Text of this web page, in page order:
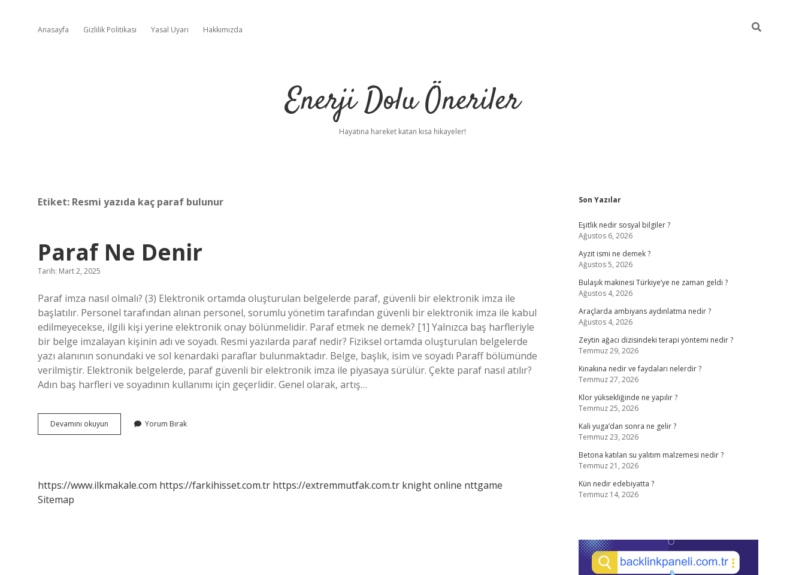
Anasayfa Gizlilik Politikası Yasal Uyarı Hakkımızda
Enerji Dolu Öneriler
Hayatına hareket katan kısa hikayeler!
Etiket: Resmi yazıda kaç paraf bulunur
Paraf Ne Denir
Tarih: Mart 2, 2025
Paraf imza nasıl olmalı? (3) Elektronik ortamda oluşturulan belgelerde paraf, güvenli bir elektronik imza ile
başlatılır. Personel tarafından alınan personel, sorumlu yönetim tarafından güvenli bir elektronik imza ile kabul
edilmeyecekse, ilgili kişi yerine elektronik onay bölünmelidir. Paraf etmek ne demek? [1] Yalnızca baş harfleriyle
bir belge imzalayan kişinin adı ve soyadı. Resmi yazılarda paraf nedir? Fiziksel ortamda oluşturulan belgelerde
yazı alanının sonundaki ve sol kenardaki paraflar bulunmaktadır. Belge, başlık, isim ve soyadı Paraff bölümünde
verilmiştir. Elektronik belgelerde, paraf güvenli bir elektronik imza ile piyasaya sürülür. Çekte paraf nasıl atılır?
Adın baş harfleri ve soyadının kullanımı için geçerlidir. Genel olarak, artış…
Devamını okuyun
Ne
Yorum Bırak
https://www.ilkmakale.com https://farkihisset.com.tr https://extremmutfak.com.tr knight online nttgame
Sitemap
Sidebar
Son Yazılar
Eşitlik nedir sosyal bilgiler ?
Ağustos 6, 2026
Ayzit ismi ne demek ?
Ağustos 5, 2026
Bulaşık makinesi Türkiye’ye ne zaman geldi ?
Ağustos 4, 2026
Araçlarda ambiyans aydınlatma nedir ?
Ağustos 4, 2026
Zeytin ağacı dizisindeki terapi yöntemi nedir ?
Temmuz 29, 2026
Kınakına nedir ve faydaları nelerdir ?
Temmuz 27, 2026
Klor yüksekliğinde ne yapılır ?
Temmuz 25, 2026
Kali yuga’dan sonra ne gelir ?
Temmuz 23, 2026
Betona katılan su yalıtım malzemesi nedir ?
Temmuz 21, 2026
Kün nedir edebiyatta ?
Temmuz 14, 2026